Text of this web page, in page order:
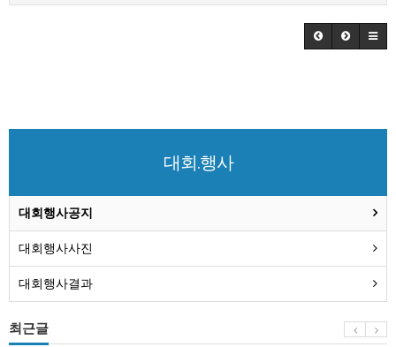
대회.행사
대회행사공지
대회행사사진
대회행사결과
최근글